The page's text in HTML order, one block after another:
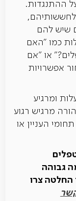
ההתנגדות.
לחששותיהם,
שיש להם
כמו "האם
או "אם
אפשרויות
ומרגיע
מרגיש רגוע
העניין או
גבוהה
החלטה צרו